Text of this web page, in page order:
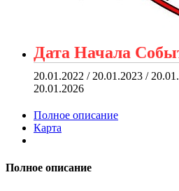
Дата Начала
20.01.2022 / 20.01.2023 /
20.01.2026
Полное описание
Карта
Полное описание